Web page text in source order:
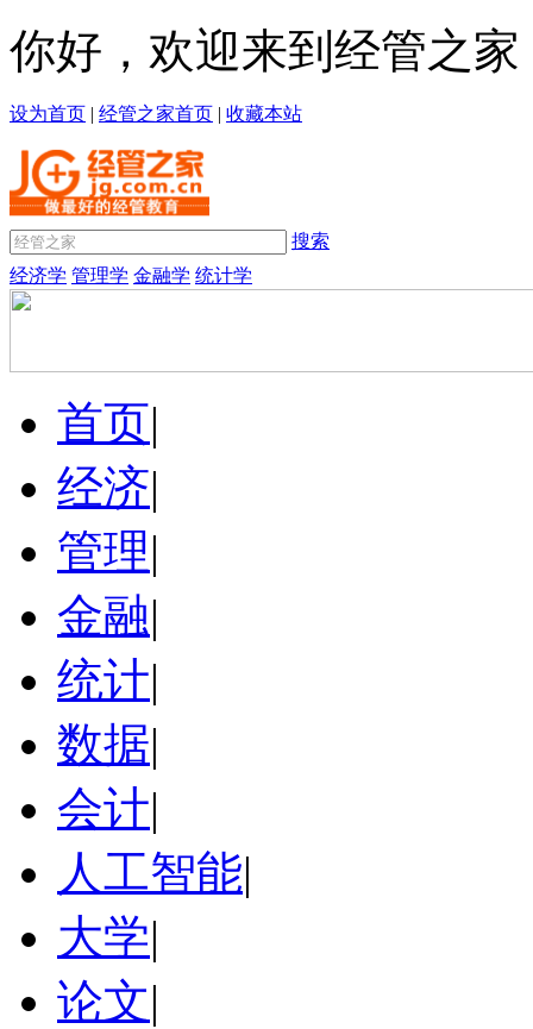
你好，欢迎来到经管之家
设为首页 | 经管之家首页 | 收藏本站
搜索
经济学 管理学 金融学 统计学
首页|
经济|
管理|
金融|
统计|
数据|
会计|
人工智能|
大学|
论文|